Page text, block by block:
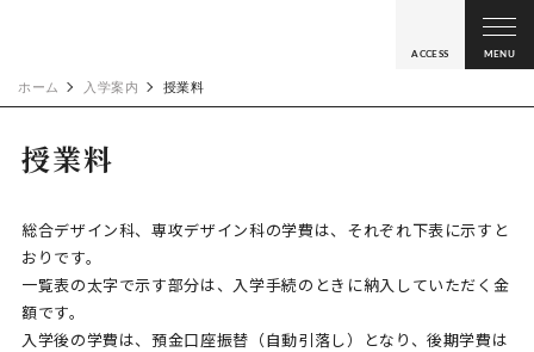
ACCESS MENU
ホーム 入学案内 授業料
授業料
総合デザイン科、専攻デザイン科の学費は、それぞれ下表に示すと
おりです。
一覧表の太字で示す部分は、入学手続のときに納入していただく金
額です。
入学後の学費は、預金口座振替（自動引落し）となり、後期学費は